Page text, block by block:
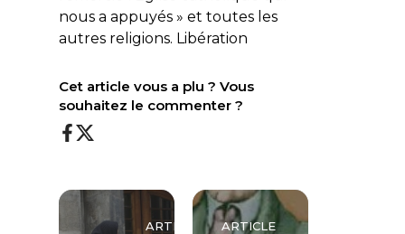
nous a appuyés » et toutes les
autres religions. Libération
Cet article vous a plu ? Vous
souhaitez le commenter ?
ARTICLE
ARTICLE